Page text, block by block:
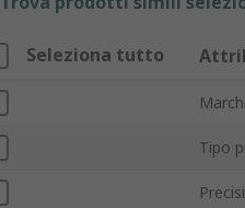
Seleziona tutto
Tipo